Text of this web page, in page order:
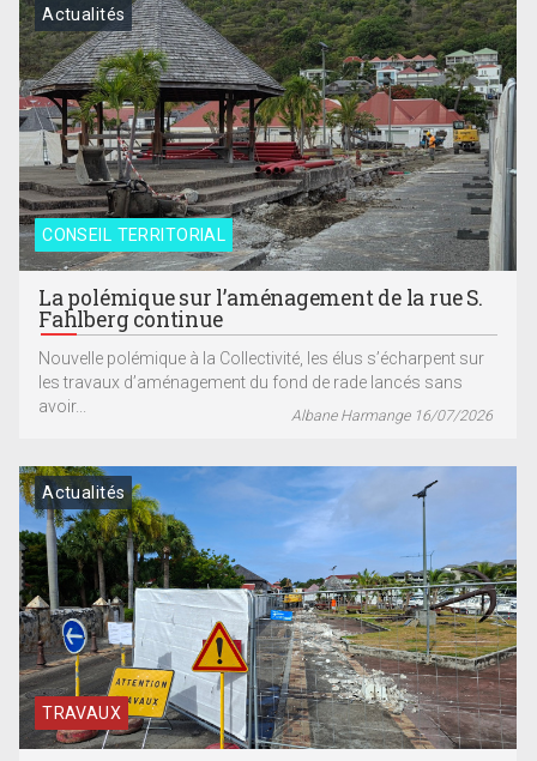
CONSEIL TERRITORIAL
Actualités
La polémique sur l’aménagement de la rue S.
Fahlberg continue
Nouvelle polémique à la Collectivité, les élus s’écharpent sur
les travaux d’aménagement du fond de rade lancés sans
avoir...
Albane Harmange 16/07/2026
TRAVAUX
Actualités